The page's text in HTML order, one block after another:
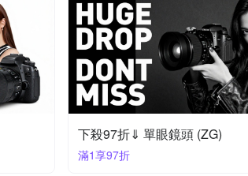
下殺97折⇓ 單眼鏡頭 (ZG)
滿1享97折